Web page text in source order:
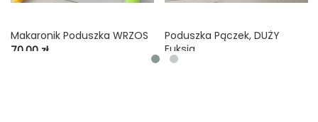
Makaronik Poduszka WRZOS
Cena
70,00 zł
Poduszka Pączek, DUŻY
Fuksja
Cena
90,00 zł